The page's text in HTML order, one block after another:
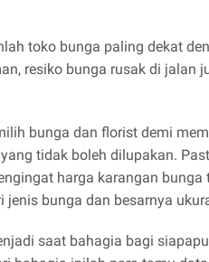
toko bunga paling dekat
resiko bunga rusak di
bunga dan florist demi
tidak boleh dilupakan.
harga karangan
jenis bunga dan besarnya
saat bahagia bagi